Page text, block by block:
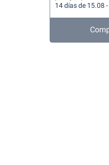
14 días de 15.08